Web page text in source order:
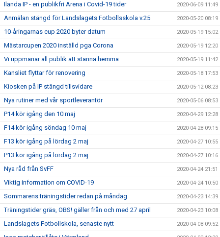
Ilanda IP - en publikfri Arena i Covid-19 tider 2020-06-09 11:49
Anmälan stängd för Landslagets Fotbollsskola v.25 2020-05-20 08:19
10-åringarnas cup 2020 byter datum 2020-05-19 15:02
Mästarcupen 2020 inställd pga Corona 2020-05-19 12:20
Vi uppmanar all publik att stanna hemma 2020-05-19 11:42
Kansliet flyttar för renovering 2020-05-18 17:53
Kiosken på IP stängd tillsvidare 2020-05-12 08:23
Nya rutiner med vår sportleverantör 2020-05-06 08:53
P14 kör igång den 10 maj 2020-04-29 12:28
F14 kör igång söndag 10 maj 2020-04-28 09:15
F13 kör igång på lördag 2 maj 2020-04-27 10:55
P13 kör igång på lördag 2 maj 2020-04-27 10:16
Nya råd från SvFF 2020-04-24 21:51
Viktig information om COVID-19 2020-04-24 10:50
Sommarens träningstider redan på måndag 2020-04-23 14:39
Träningstider gräs, OBS! gäller från och med 27 april 2020-04-23 10:08
Landslagets Fotbollskola, senaste nytt 2020-04-08 09:52